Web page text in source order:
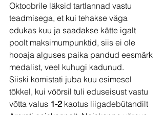
Oktoobrile läksid tartlannad vastu
teadmisega, et kui tehakse väga
edukas kuu ja saadakse kätte igalt
poolt maksimumpunktid, siis ei ole
hooaja alguses paika pandud eesmärk
medalist, veel kuhugi kadunud.
Siiski komistati juba kuu esimesel
tõkkel, kui võõrsil tuli eduseisust vastu
võtta valus 1-2 kaotus liigadebütandilt